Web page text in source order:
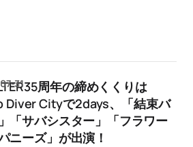
周年の締めくくりは
Diver Cityで2days、「結束バ
「サバシスター」「フラワー
ニーズ」が出演！
31